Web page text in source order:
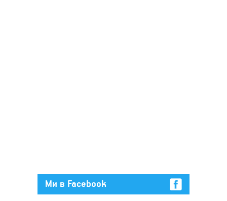
Ми в Facebook